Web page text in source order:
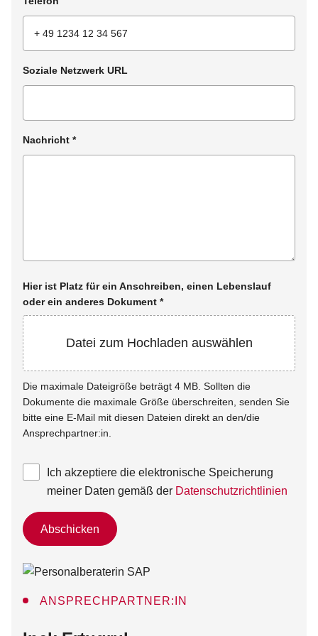
Soziale Netzwerk URL
Nachricht *
Hier ist Platz für ein Anschreiben, einen Lebenslauf
oder ein anderes Dokument *
Datei zum Hochladen auswählen
Die maximale Dateigröße beträgt 4 MB. Sollten die
Dokumente die maximale Größe überschreiten, senden Sie
bitte eine E-Mail mit diesen Dateien direkt an den/die
Ansprechpartner:in.
Ich akzeptiere die elektronische Speicherung
meiner Daten gemäß der Datenschutzrichtlinien
Abschicken
ANSPRECHPARTNER:IN